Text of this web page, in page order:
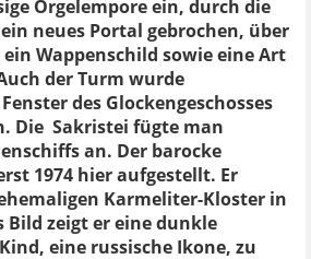
Orgelempore ein, durch die
neues Portal gebrochen, über
Wappenschild sowie eine Art
der Turm wurde
des Glockengeschosses
Die Sakristei fügte man
an. Der barocke
1974 hier aufgestellt. Er
Karmeliter-Kloster in
Bild zeigt er eine dunkle
eine russische Ikone, zu